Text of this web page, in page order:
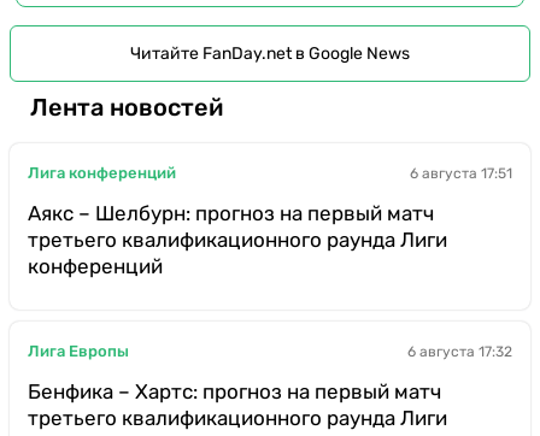
Читайте FanDay.net в Google News
Лента новостей
Лига конференций 6 августа 17:51
Аякс – Шелбурн: прогноз на первый матч
третьего квалификационного раунда Лиги
конференций
Лига Европы 6 августа 17:32
Бенфика – Хартс: прогноз на первый матч
третьего квалификационного раунда Лиги